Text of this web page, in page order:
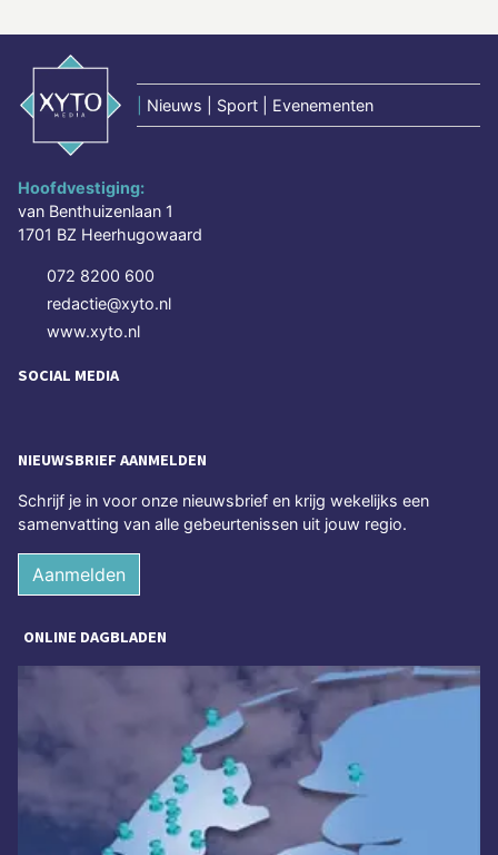
Nieuws | Sport | Evenementen
Hoofdvestiging:
van Benthuizenlaan 1
1701 BZ Heerhugowaard
072 8200 600
redactie@xyto.nl
www.xyto.nl
SOCIAL MEDIA
NIEUWSBRIEF AANMELDEN
Schrijf je in voor onze nieuwsbrief en krijg wekelijks een
samenvatting van alle gebeurtenissen uit jouw regio.
Aanmelden
ONLINE DAGBLADEN